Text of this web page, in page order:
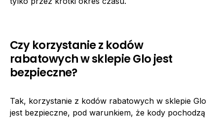
Czy korzystanie z kodów
rabatowych w sklepie Glo jest
bezpieczne?
Tak, korzystanie z kodów rabatowych w sklepie Glo
jest bezpieczne, pod warunkiem, że kody pochodzą